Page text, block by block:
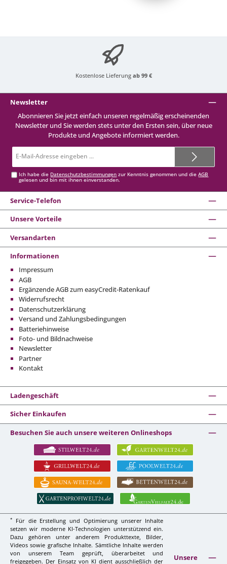
Kostenlose Lieferung ab 99 €
Newsletter
Abonnieren Sie jetzt einfach unseren regelmäßig erscheinenden
Newsletter und Sie werden stets unter den Ersten sein, über neue
Produkte und Angebote informiert werden.
Mail-
Ich habe die Datenschutzbestimmungen zur Kenntnis genommen und dieAGB
gelesen und bin mit ihnen einverstanden.
Service-Telefon
Unsere Vorteile
Versandarten
Informationen
Impressum
AGB
Ergänzende AGB zum easyCredit-Ratenkauf
Widerrufsrecht
Datenschutzerklärung
Versand und Zahlungsbedingungen
Batteriehinweise
Foto- und Bildnachweise
Newsletter
Partner
Kontakt
Ladengeschäft
Sicher Einkaufen
Besuchen Sie auch unsere weiteren Onlineshops
*
Für die Erstellung und Optimierung unserer Inhalte
setzen wir moderne KI-Technologien unterstützend ein.
Dazu gehören unter anderem Produkttexte, Bilder,
Videos sowie grafische Inhalte. Sämtliche Inhalte werden
von unserem Team geprüft, überarbeitet und
freigegeben. Der Einsatz von KI dient ausschließlich der
Unsere